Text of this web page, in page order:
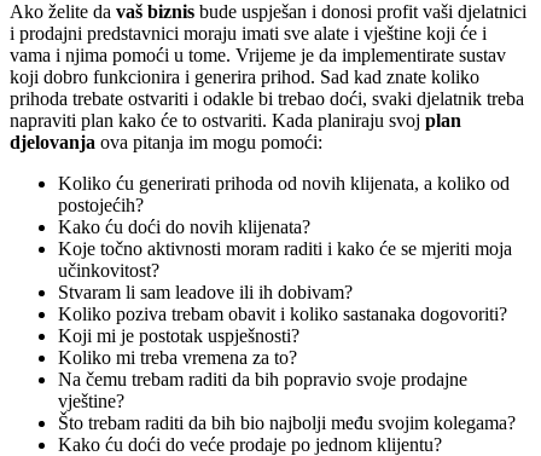
Ako želite da vaš biznis bude uspješan i donosi profit vaši djelatnici
i prodajni predstavnici moraju imati sve alate i vještine koji će i
vama i njima pomoći u tome. Vrijeme je da implementirate sustav
koji dobro funkcionira i generira prihod. Sad kad znate koliko
prihoda trebate ostvariti i odakle bi trebao doći, svaki djelatnik treba
napraviti plan kako će to ostvariti. Kada planiraju svoj plan
djelovanja ova pitanja im mogu pomoći:
Koliko ću generirati prihoda od novih klijenata, a koliko od
postojećih?
Kako ću doći do novih klijenata?
Koje točno aktivnosti moram raditi i kako će se mjeriti moja
učinkovitost?
Stvaram li sam leadove ili ih dobivam?
Koliko poziva trebam obavit i koliko sastanaka dogovoriti?
Koji mi je postotak uspješnosti?
Koliko mi treba vremena za to?
Na čemu trebam raditi da bih popravio svoje prodajne
vještine?
Što trebam raditi da bih bio najbolji među svojim kolegama?
Kako ću doći do veće prodaje po jednom klijentu?